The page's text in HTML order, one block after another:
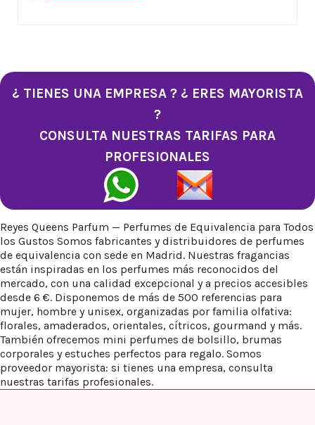
¿ TIENES UNA EMPRESA ? ¿ ERES MAYORISTA
?
CONSULTA NUESTRAS TARIFAS PARA
PROFESIONALES
Reyes Queens Parfum — Perfumes de Equivalencia para Todos
los Gustos Somos fabricantes y distribuidores de perfumes
de equivalencia con sede en Madrid. Nuestras fragancias
están inspiradas en los perfumes más reconocidos del
mercado, con una calidad excepcional y a precios accesibles
desde 6 €. Disponemos de más de 500 referencias para
mujer, hombre y unisex, organizadas por familia olfativa:
florales, amaderados, orientales, cítricos, gourmand y más.
También ofrecemos mini perfumes de bolsillo, brumas
corporales y estuches perfectos para regalo. Somos
proveedor mayorista: si tienes una empresa, consulta
nuestras tarifas profesionales.